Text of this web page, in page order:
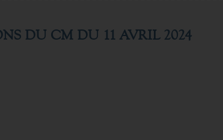
DU CM DU 11 AVRIL 2024